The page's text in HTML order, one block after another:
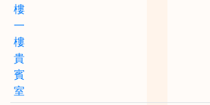
樓
一
樓
貴
賓
室